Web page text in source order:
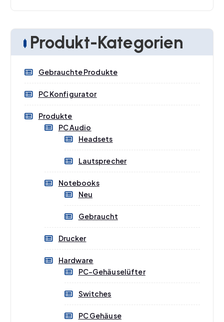
Produkt-Kategorien
Gebrauchte Produkte
PC Konfigurator
Produkte
PC Audio
Headsets
Lautsprecher
Notebooks
Neu
Gebraucht
Drucker
Hardware
PC-Gehäuselüfter
Switches
PC Gehäuse